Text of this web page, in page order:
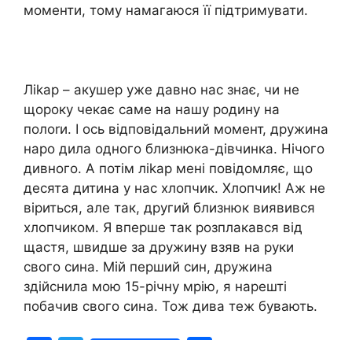
моменти, тому намагаюся її підтримувати.
Ліkар – акушер уже давно нас знає, чи не
щороку чекає саме на нашу родину на
полоrи. І ось відповідальний момент, дружина
наро дила одного близнюка-дівчинка. Нічого
дивного. А потім ліkар мені повідомляє, що
десята дитина у нас хлопчик. Хлопчик! Аж не
віриться, але так, другий близнюк виявився
хлопчиком. Я вперше так розплакався від
щастя, швидше за дружину взяв на руки
свого сина. Мій перший син, дружина
здійснила мою 15-річну мрію, я нарешті
побачив свого сина. Тож дива теж бувають.